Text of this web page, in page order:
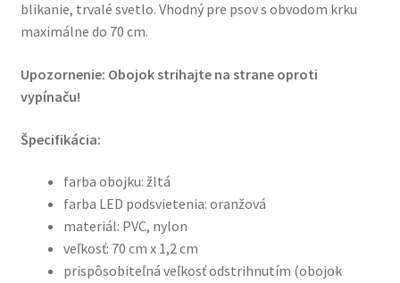
blikanie, trvalé svetlo. Vhodný pre psov s obvodom krku
maximálne do 70 cm.
Upozornenie: Obojok strihajte na strane oproti
vypínaču!
Špecifikácia:
farba obojku: žltá
farba LED podsvietenia: oranžová
materiál: PVC, nylon
veľkosť: 70 cm x 1,2 cm
prispôsobiteľná veľkosť odstrihnutím (obojok